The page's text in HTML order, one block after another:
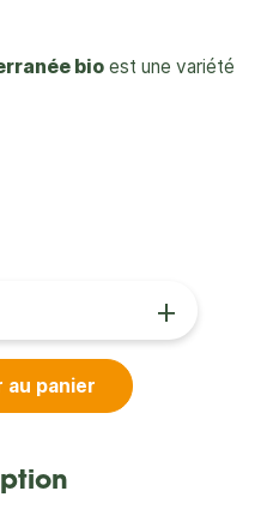
bio est une variété
+
au panier